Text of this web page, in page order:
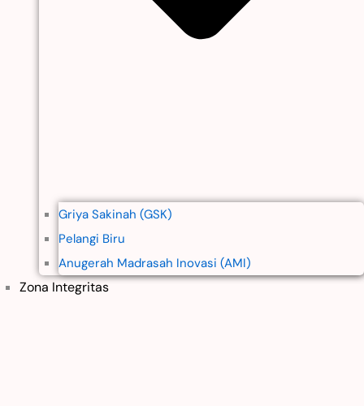
Griya Sakinah (GSK)
Pelangi Biru
Anugerah Madrasah Inovasi (AMI)
Zona Integritas